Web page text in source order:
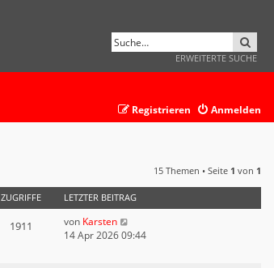
ERWEITERTE SUCHE
Anmelden
Registrieren
15 Themen • Seite 1 von 1
ZUGRIFFE LETZTER BEITRAG
1911 von Karsten
14 Apr 2026 09:44